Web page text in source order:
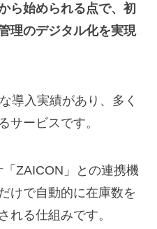
ら始められる点で、初
理のデジタル化を実現
導入実績があり、多く
サービスです。
ZAICON」との連携機
けで自動的に在庫数を
れる仕組みです。